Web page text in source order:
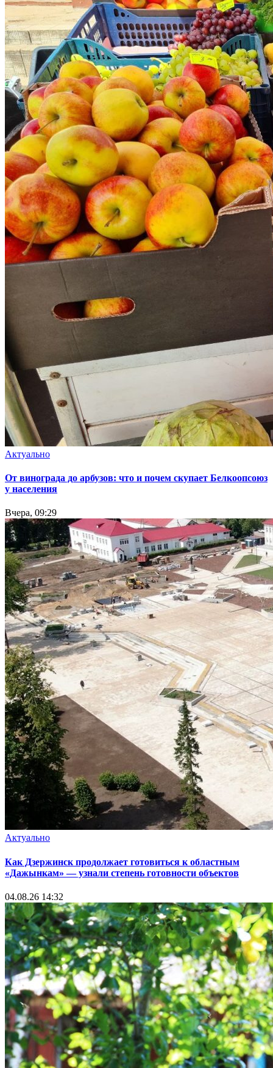
Актуально
От винограда до арбузов: что и почем скупает Белкоопсоюз
у населения
Вчера, 09:29
Актуально
Как Дзержинск продолжает готовиться к областным
«Дажынкам» — узнали степень готовности объектов
04.08.26 14:32